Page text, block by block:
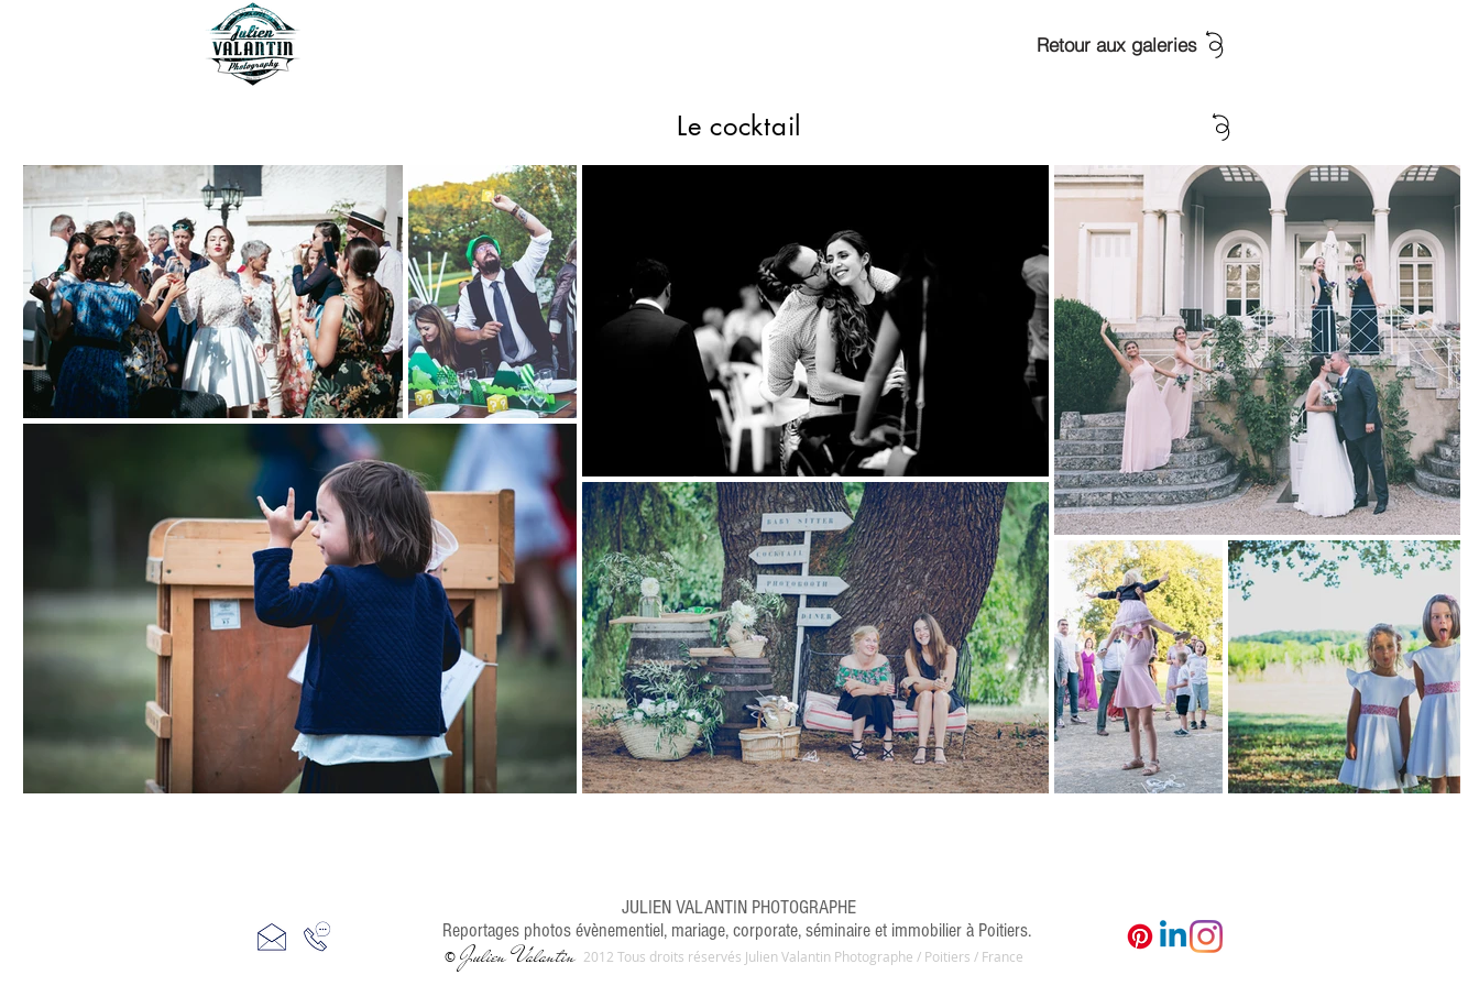
Retour aux galeries
Le cocktail
JULIEN VALANTIN PHOTOGRAPHE
Reportages photos évènementiel, mariage, corporate, séminaire et immobilier à Poitiers.
© Julien Valantin ​2012 Tous droits réservés Julien Valantin Photographe / Poitiers / France